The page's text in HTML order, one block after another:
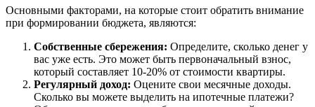
Основными факторами, на которые стоит обратить внимание
при формировании бюджета, являются:
Собственные сбережения: Определите, сколько денег у
вас уже есть. Это может быть первоначальный взнос,
который составляет 10-20% от стоимости квартиры.
Регулярный доход: Оцените свои месячные доходы.
Сколько вы можете выделить на ипотечные платежи?